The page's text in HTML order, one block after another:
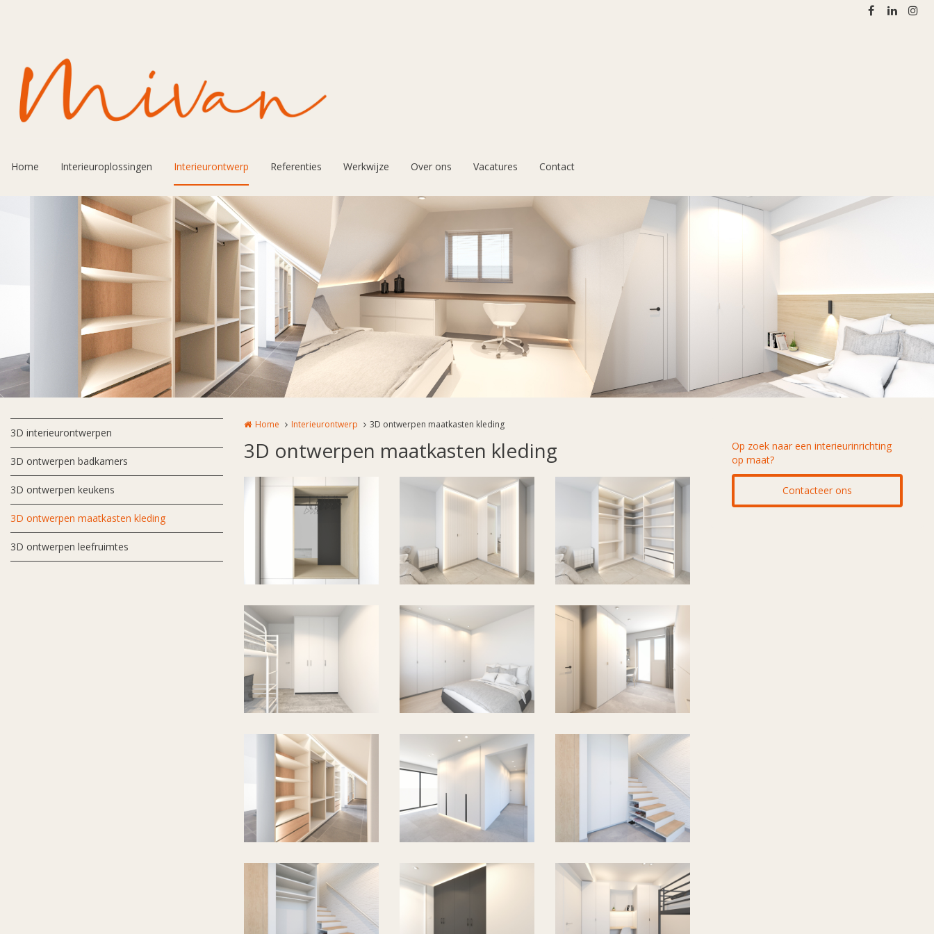
Home Interieuroplossingen Interieurontwerp Referenties Werkwijze Over ons Vacatures Contact
3D interieurontwerpen
3D ontwerpen badkamers
3D ontwerpen keukens
3D ontwerpen maatkasten kleding
3D ontwerpen leefruimtes
Home Interieurontwerp 3D ontwerpen maatkasten kleding
3D ontwerpen maatkasten kleding
Op zoek naar een interieurinrichting
op maat?
Contacteer ons